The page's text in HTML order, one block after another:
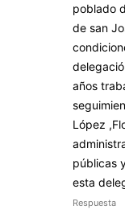
poblado
de san
años
López
públicas
esta
Respuesta